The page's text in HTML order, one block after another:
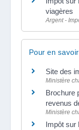
viagères
Argent -
Pour en
Site des
Ministère
Brochure
revenus
Ministère
Impôt sur